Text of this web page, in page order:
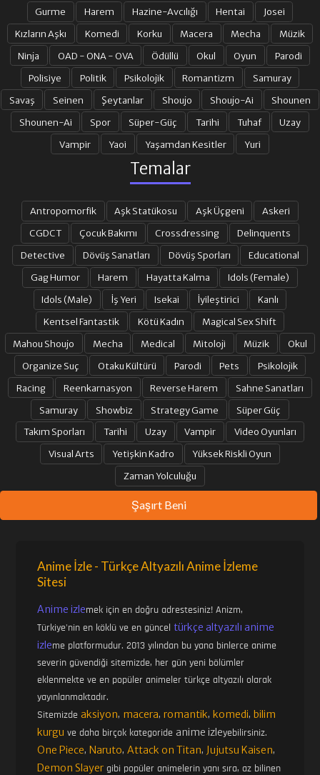
Gurme Harem Hazine-Avcılığı Hentai
Josei
Kızların Aşkı
Komedi Korku Macera Mecha
Müzik
Ninja
OAD - ONA - OVA Ödüllü Okul Oyun
Parodi
Polisiye
Politik Psikolojik Romantizm
Samuray
Savaş
Seinen Şeytanlar Shoujo Shoujo-Ai
Shounen
Shounen-Ai
Spor Süper-Güç Tarihi Tuhaf
Uzay
Vampir
Yaoi Yaşamdan Kesitler Yuri
Temalar
Antropomorfik Aşk Statükosu Aşk Üçgeni
Askeri
CGDCT
Çocuk Bakımı Crossdressing
Delinquents
Detective
Dövüş Sanatları Dövüş Sporları
Educational
Gag Humor
Harem Hayatta Kalma
Idols (Female)
Idols (Male)
İş Yeri Isekai İyileştirici
Kanlı
Kentsel Fantastik
Kötü Kadın
Magical Sex Shift
Mahou Shoujo
Mecha Medical Mitoloji Müzik
Okul
Organize Suç
Otaku Kültürü Parodi Pets
Psikolojik
Racing
Reenkarnasyon Reverse Harem
Sahne Sanatları
Samuray
Showbiz Strategy Game
Süper Güç
Takım Sporları
Tarihi Uzay Vampir
Video Oyunları
Visual Arts
Yetişkin Kadro
Yüksek Riskli Oyun
Zaman Yolculuğu
Şaşırt Beni
Anime İzle - Türkçe Altyazılı Anime İzleme
Sitesi
Anime izlemek için en doğru adrestesiniz! Anizm,
Türkiye'nin en köklü ve en günceltürkçe altyazılı anime
izleme platformudur. 2013 yılından bu yana binlerce anime
severin güvendiği sitemizde, her gün yeni bölümler
eklenmekte ve en popüler animeler türkçe altyazılı olarak
yayınlanmaktadır.
Sitemizdeaksiyon, macera,romantik, komedi, bilim
kurgu ve daha birçok kategoride anime izleyebilirsiniz.
One Piece, Naruto,Attack on Titan, Jujutsu Kaisen,
Demon Slayer gibi popüler animelerin yanı sıra, az bilinen